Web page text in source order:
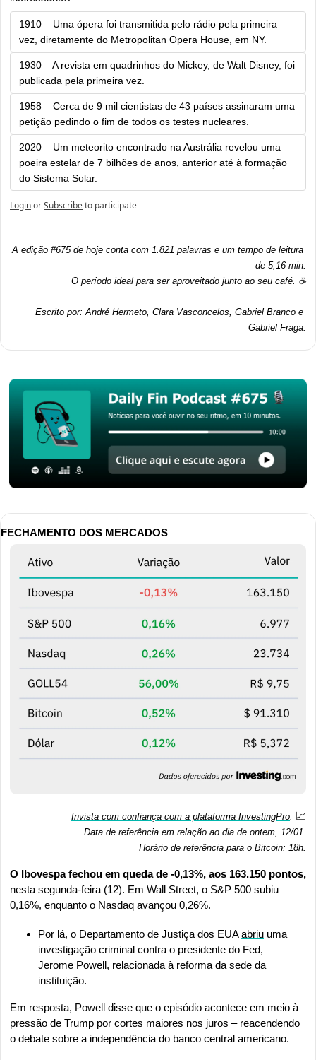
1910 – Uma ópera foi transmitida pelo rádio pela primeira
vez, diretamente do Metropolitan Opera House, em NY.
1930 – A revista em quadrinhos do Mickey, de Walt Disney, foi
publicada pela primeira vez.
1958 – Cerca de 9 mil cientistas de 43 países assinaram uma
petição pedindo o fim de todos os testes nucleares.
2020 – Um meteorito encontrado na Austrália revelou uma
poeira estelar de 7 bilhões de anos, anterior até à formação
do Sistema Solar.
LoginorSubscribeto participate
A edição #675 de hoje conta com 1.821 palavras e um tempo de leitura
de 5,16 min.
O período ideal para ser aproveitado junto ao seu café. ☕
Escrito por: André Hermeto, Clara Vasconcelos, Gabriel Branco e
Gabriel Fraga.
FECHAMENTO DOS MERCADOS
Invista com confiança com a plataforma InvestingPro 📈
Data de referência em relação ao dia de ontem, 12/01.
Horário de referência para o Bitcoin: 18h
nesta segunda-feira (12). Em Wall Street, o S&P 500 subiu
0,16%, enquanto o Nasdaq avançou 0,26%.
Por lá, o Departamento de Justiça dos EUA abriu uma
investigação criminal contra o presidente do Fed,
Jerome Powell, relacionada à reforma da sede da
instituição.
Em resposta, Powell disse que o episódio acontece em meio à
pressão de Trump por cortes maiores nos juros – reacendendo
o debate sobre a independência do banco central americano.